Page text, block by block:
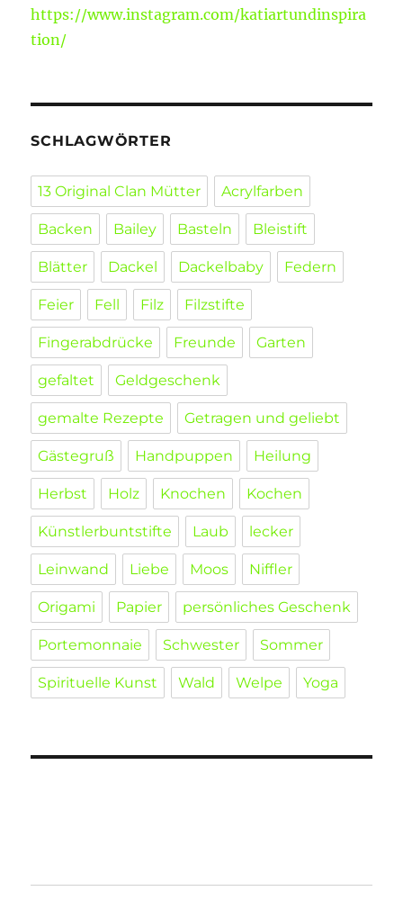
https://www.instagram.com/katiartundinspira
tion/
SCHLAGWÖRTER
13 Original Clan Mütter Acrylfarben
Backen Bailey Basteln Bleistift
Blätter Dackel Dackelbaby Federn
Feier Fell Filz Filzstifte
Fingerabdrücke Freunde Garten
gefaltet Geldgeschenk
gemalte Rezepte Getragen und geliebt
Gästegruß Handpuppen Heilung
Herbst Holz Knochen Kochen
Künstlerbuntstifte Laub lecker
Leinwand Liebe Moos Niffler
Origami Papier persönliches Geschenk
Portemonnaie Schwester Sommer
Spirituelle Kunst Wald Welpe Yoga